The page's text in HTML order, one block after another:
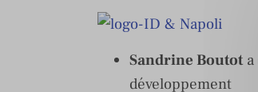
Sandrine Boutota
développement